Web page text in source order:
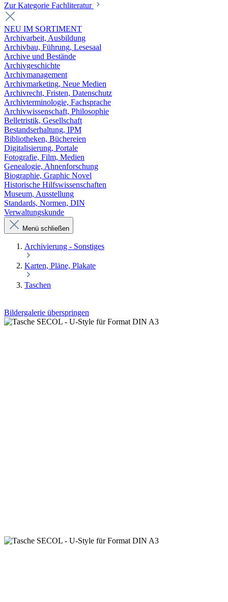
Zur Kategorie Fachliteratur
NEU IM SORTIMENT
Archivarbeit, Ausbildung
Archivbau, Führung, Lesesaal
Archive und Bestände
Archivgeschichte
Archivmanagement
Archivmarketing, Neue Medien
Archivrecht, Fristen, Datenschutz
Archivterminologie, Fachsprache
Archivwissenschaft, Philosophie
Belletristik, Gesellschaft
Bestandserhaltung, IPM
Bibliotheken, Büchereien
Digitalisierung, Portale
Fotografie, Film, Medien
Genealogie, Ahnenforschung
Biographie, Graphic Novel
Historische Hilfswissenschaften
Museum, Ausstellung
Standards, Normen, DIN
Verwaltungskunde
Menü schließen
Archivierung - Sonstiges
Karten, Pläne, Plakate
Taschen
Bildergalerie überspringen